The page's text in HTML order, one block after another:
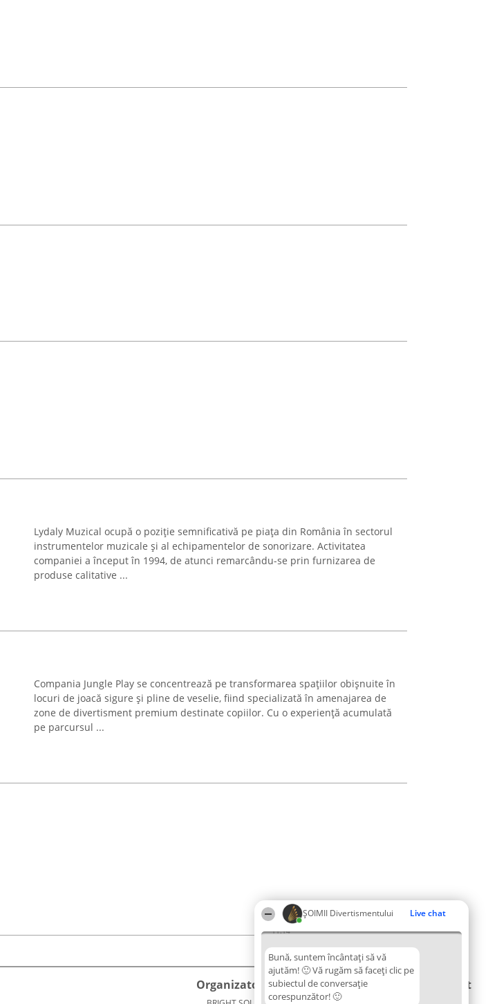
ŞOIMII Divertismentului Live chat
11:14
Bună, suntem încântați să vă
ajutăm! 🙂 Vă rugăm să faceți clic pe
subiectul de conversație
corespunzător! 🙂
Lydaly Muzical ocupă o poziție semnificativă pe piața din România în sectorul
instrumentelor muzicale și al echipamentelor de sonorizare. Activitatea
companiei a început în 1994, de atunci remarcându-se prin furnizarea de
produse calitative ...
Compania Jungle Play se concentrează pe transformarea spațiilor obișnuite în
locuri de joacă sigure și pline de veselie, fiind specializată în amenajarea de
zone de divertisment premium destinate copiilor. Cu o experiență acumulată
pe parcursul ...
Organizator Ranking Plebiscyt Contact